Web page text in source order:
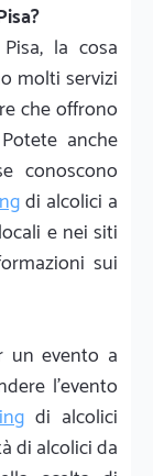
la cosa
molti servizi
che offrono
anche
conoscono
di alcolici a
e nei siti
sui
evento a
l'evento
di alcolici
di alcolici da